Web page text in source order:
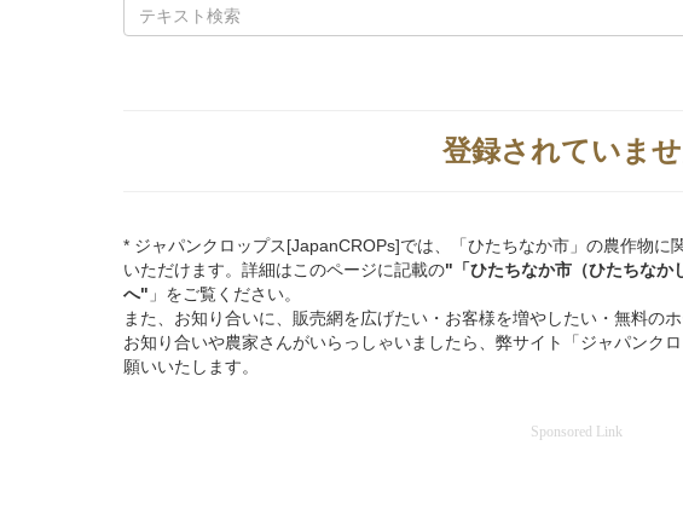
登録されていま
* ジャパンクロップス[JapanCROPs]では、「ひたちなか市」の農作物に
いただけます。詳細はこのページに記載の"「ひたちなか市（ひたちなか
へ" 」をご覧ください。
また、お知り合いに、販売網を広げたい・お客様を増やしたい・無料の
お知り合いや農家さんがいらっしゃいましたら、弊サイト「ジャパンク
願いいたします。
Sponsored Link